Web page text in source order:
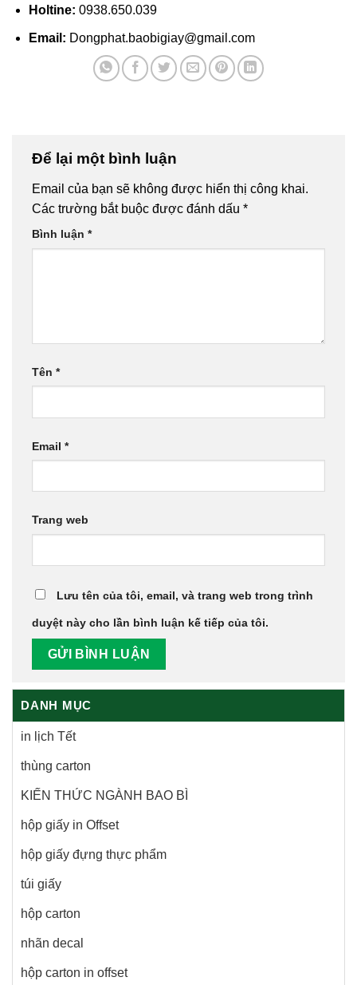
Holtine: 0938.650.039
Email: Dongphat.baobigiay@gmail.com
Để lại một bình luận
Email của bạn sẽ không được hiển thị công khai.
Các trường bắt buộc được đánh dấu *
Bình luận *
Tên *
Email *
Trang web
Lưu tên của tôi, email, và trang web trong trình
duyệt này cho lần bình luận kế tiếp của tôi.
DANH MỤC
in lịch Tết
thùng carton
KIẾN THỨC NGÀNH BAO BÌ
hộp giấy in Offset
hộp giấy đựng thực phẩm
túi giấy
hộp carton
nhãn decal
hộp carton in offset